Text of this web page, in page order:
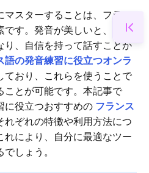
マスターすることは、フラン
です。発音が美しいと、コミ
り、自信を持って話すことが
語の発音練習に役立つオンラ
ており、これらを使うことで
ことが可能です。本記事で
に役立つおすすめの フランス
れぞれの特徴や利用方法につ
れにより、自分に最適なツー
しょう。